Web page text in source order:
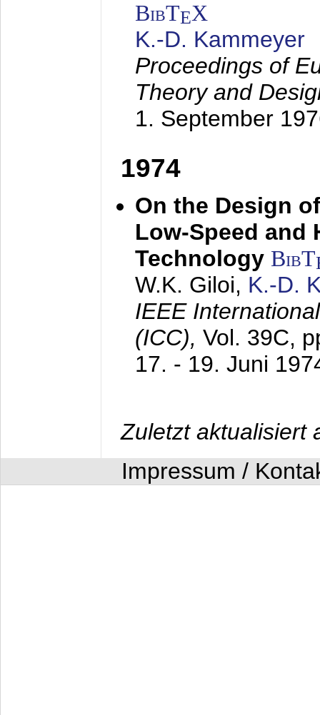
BibTEX
K.-D. Kammeyer
Proceedings of
Theory and
1. September
1974
On the Design
Low-Speed and
Technology BibT
W.K. Giloi, K.-D.
IEEE
(ICC), Vol. 39C,
17. - 19. Juni
Zuletzt aktualisiert
Impressum /